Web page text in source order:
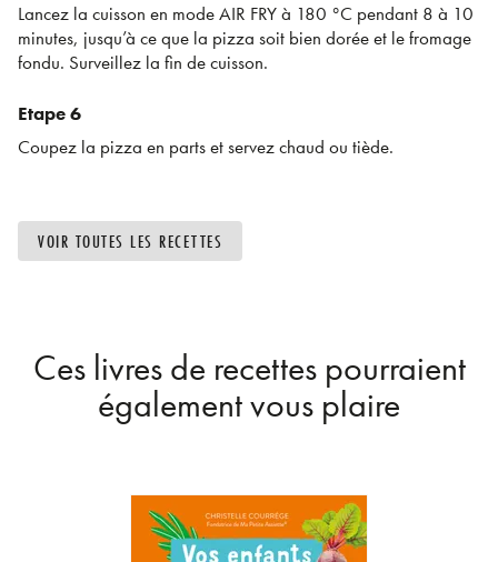
Lancez la cuisson en mode AIR FRY à 180 °C pendant 8 à 10
minutes, jusqu’à ce que la pizza soit bien dorée et le fromage
fondu. Surveillez la fin de cuisson.
Etape 6
Coupez la pizza en parts et servez chaud ou tiède.
VOIR TOUTES LES RECETTES
Ces livres de recettes pourraient
également vous plaire